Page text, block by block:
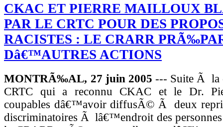
CKAC ET PIERRE MAILLOUX
PAR LE CRTC POUR DES
RACISTES : LE CRARR
Dâ€™AUTRES ACTIONS
MONTRÃ‰AL, 27 juin 2005 --- Suite Ã la
CRTC qui a reconnu CKAC et le Dr.
coupables dâ€™avoir diffusÃ© Ã deux
discriminatoires Ã lâ€™endroit des personnes